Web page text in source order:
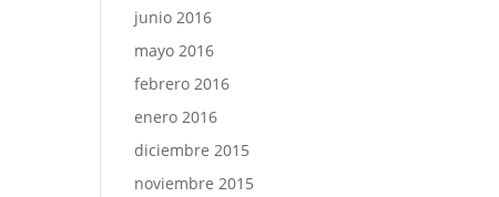
junio 2016
mayo 2016
febrero 2016
enero 2016
diciembre 2015
noviembre 2015